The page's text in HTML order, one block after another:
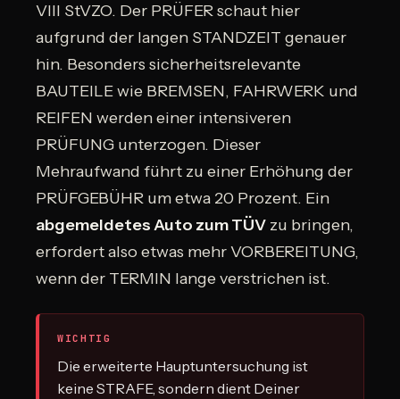
VIII StVZO. Der PRÜFER schaut hier
aufgrund der langen STANDZEIT genauer
hin. Besonders sicherheitsrelevante
BAUTEILE wie BREMSEN, FAHRWERK und
REIFEN werden einer intensiveren
PRÜFUNG unterzogen. Dieser
Mehraufwand führt zu einer Erhöhung der
PRÜFGEBÜHR um etwa 20 Prozent. Ein
abgemeldetes Auto zum TÜV zu bringen,
erfordert also etwas mehr VORBEREITUNG,
wenn der TERMIN lange verstrichen ist.
WICHTIG
Die erweiterte Hauptuntersuchung ist
keine STRAFE, sondern dient Deiner